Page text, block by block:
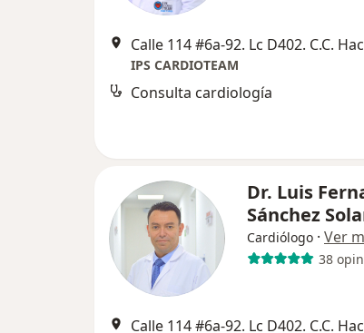
IPS CARDIOTEAM
Consulta cardiología
Dr. Luis
Sánchez
Cardiólogo · Ver
38